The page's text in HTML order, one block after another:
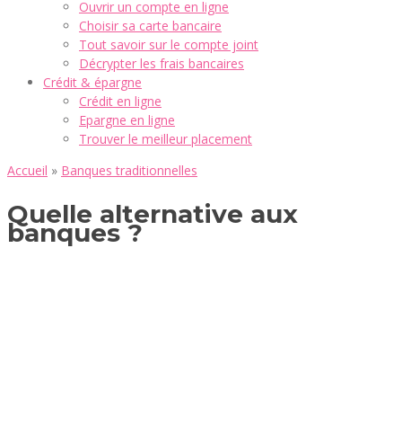
Ouvrir un compte en ligne
Choisir sa carte bancaire
Tout savoir sur le compte joint
Décrypter les frais bancaires
Crédit & épargne
Crédit en ligne
Epargne en ligne
Trouver le meilleur placement
Accueil » Banques traditionnelles
Quelle alternative aux
banques ?